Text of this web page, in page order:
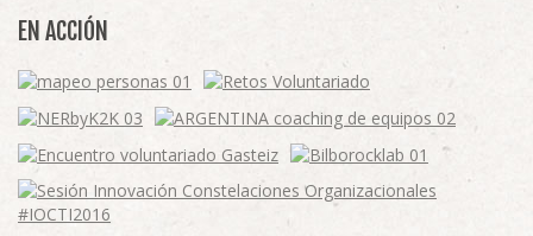
EN ACCIÓN